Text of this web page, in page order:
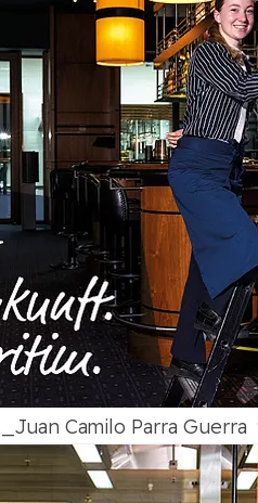
Camilo Parra Guerra